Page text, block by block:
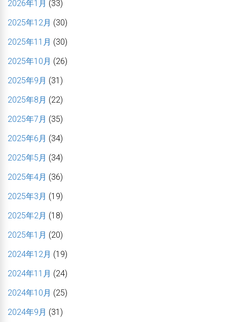
2026年1月 (33)
2025年12月 (30)
2025年11月 (30)
2025年10月 (26)
2025年9月 (31)
2025年8月 (22)
2025年7月 (35)
2025年6月 (34)
2025年5月 (34)
2025年4月 (36)
2025年3月 (19)
2025年2月 (18)
2025年1月 (20)
2024年12月 (19)
2024年11月 (24)
2024年10月 (25)
2024年9月 (31)